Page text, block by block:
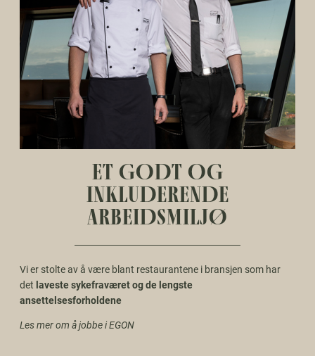
ET GODT OG
INKLUDERENDE
ARBEIDSMILJØ
Vi er stolte av å være blant restaurantene i bransjen som har
det laveste sykefraværet og de lengste
ansettelsesforholdene
Les mer om å jobbe i EGON